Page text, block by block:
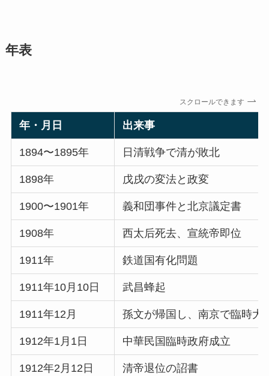
年表
スクロールできます
年・月日 出来事
1894〜1895年 日清戦争で清が敗北
1898年 戊戌の変法と政変
1900〜1901年 義和団事件と北京議定書
1908年 西太后死去、宣統帝即位
1911年 鉄道国有化問題
1911年10月10日 武昌蜂起
1911年12月 孫文が帰国し、南京で臨時大
1912年1月1日 中華民国臨時政府成立
1912年2月12日 清帝退位の詔書